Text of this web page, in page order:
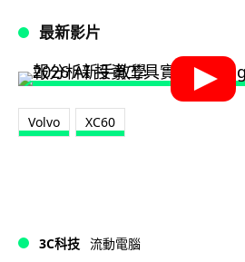
最新影片
Volvo XC60
3C科技 流動電腦